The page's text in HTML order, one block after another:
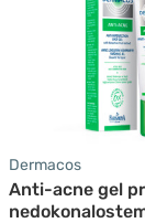
Dermacos
Anti-acne gel